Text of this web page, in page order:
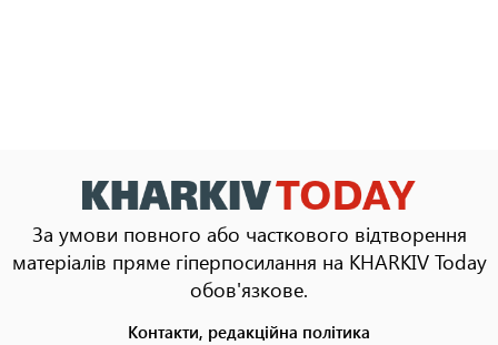
За умови повного або часткового відтворення
матеріалів пряме гіперпосилання на KHARKIV Today
обов'язкове.
Контакти, редакційна політика